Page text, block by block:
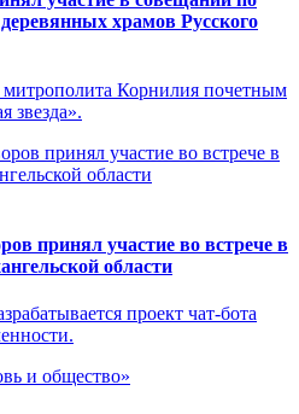
храмов Русского
Корнилия почетным
звезда».
принял участие во встрече в
области
проект чат-бота
и общество»